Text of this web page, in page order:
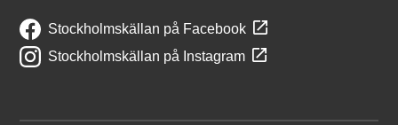
Stockholmskällan på Facebook
Stockholmskällan på Instagram